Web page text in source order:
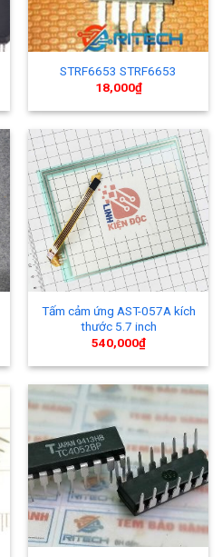
STRF6653 STRF6653
18,000₫
Tấm cảm ứng AST-057A kích
thước 5.7 inch
540,000₫